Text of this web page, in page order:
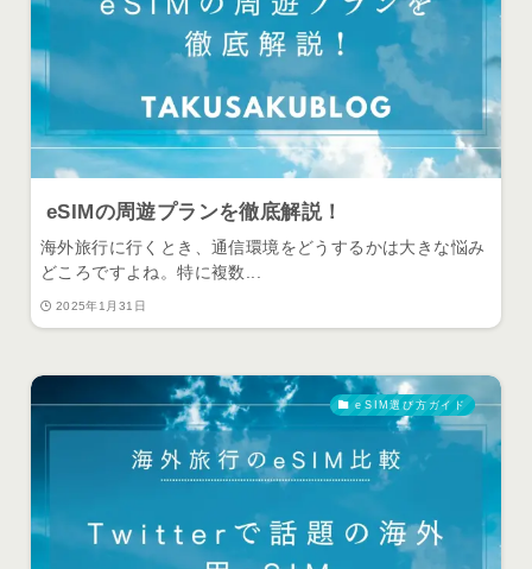
eSIMの周遊プランを徹底解説！
海外旅行に行くとき、通信環境をどうするかは大きな悩み
どころですよね。特に複数...
2025年1月31日
eSIM選び方ガイド